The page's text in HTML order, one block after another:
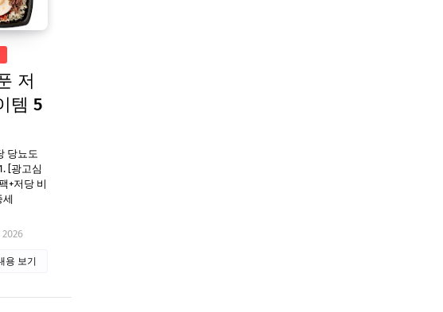
저
템 5
당뇨도
[광고심
+저당 비
세
2026
용 보기